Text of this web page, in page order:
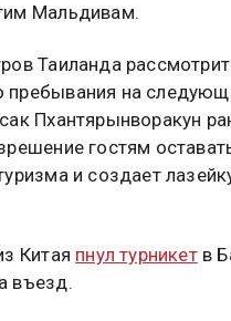
Мальдивам.
Таиланда
пребывания на
Пхантярынворакун
гостям
и создает
Китая пнул турникетв
въезд.